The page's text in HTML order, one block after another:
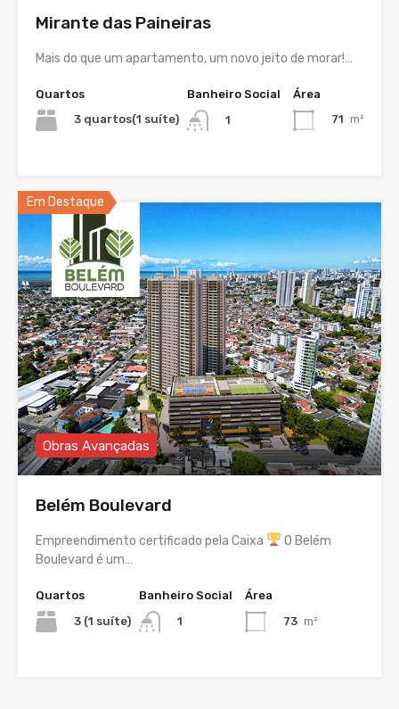
Mirante das Paineiras
Mais do que um apartamento, um novo jeito de morar!…
Quartos
3 quartos(1 suíte)
Banheiro Social
1
Área
71 m²
Em Destaque
Obras Avançadas
Belém Boulevard
Empreendimento certificado pela Caixa
O Belém
Boulevard é um…
Quartos
3 (1 suíte)
Banheiro Social
1
Área
73 m²